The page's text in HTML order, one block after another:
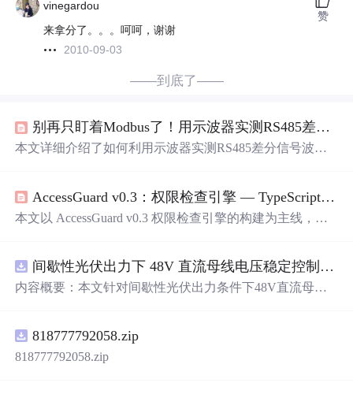
vinegardou
来拿分了。。。呵呵，谢谢
2010-09-03
赞
——到底了——
别再只盯着Modbus了！用示波器实测RS485差分信号波形，手把手教你排查通信故障
本文详细介绍了如何利用示波器实测RS485差分信号波形
断七步法，帮助工程师快速定位和解决RS485通信问题，
提升排查效率。
AccessGuard v0.3：权限检查引擎 — TypeScript 泛型编程与索引访问类型深度实战
本文以 AccessGuard v0.3 权限检查引擎的构建为主线，系
种类型写一个函数"和"用any放弃类型安全"两个错误方向
出发，推导出泛型函数的必然性，再通过extends约束层
为联合类型（导航），T[K]
间歇性光伏出力下 48V 直流母线电压稳定控制及储能双向充放电闭环调控体系研究（Simulink仿真实现）
内容概要：本文针对间歇性光伏出力条件下48V直流母线
含光伏阵列、Boost型DC-DC变换器、双向DC-DC变换器
与锂离子电池储能系统的完整拓扑结构，结合光伏最大功
818777792058.zip
818777792058.zip